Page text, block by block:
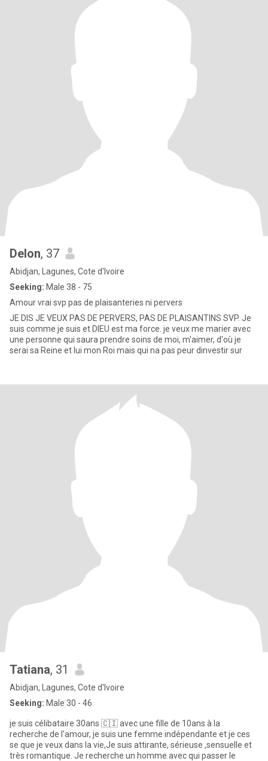
Delon, 37
Abidjan, Lagunes, Cote d'Ivoire
Seeking: Male 38 - 75
Amour vrai svp pas de plaisanteries ni pervers
JE DIS JE VEUX PAS DE PERVERS, PAS DE PLAISANTINS SVP. Je
suis comme je suis et DIEU est ma force. je veux me marier avec
une personne qui saura prendre soins de moi, m'aimer, d'où je
serai sa Reine et lui mon Roi mais qui na pas peur dinvestir sur
Tatiana, 31
Abidjan, Lagunes, Cote d'Ivoire
Seeking: Male 30 - 46
je suis célibataire 30ans 🇨🇮 avec une fille de 10ans à la
recherche de l'amour, je suis une femme indépendante et je ces
se que je veux dans la vie,Je suis attirante, sérieuse ,sensuelle et
très romantique. Je recherche un homme avec qui passer le